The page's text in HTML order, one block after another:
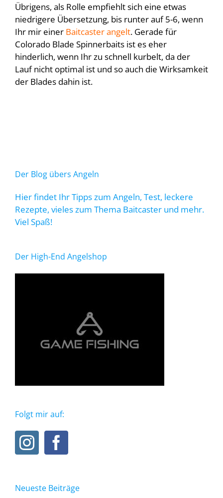
Übrigens, als Rolle empfiehlt sich eine etwas
niedrigere Übersetzung, bis runter auf 5-6, wenn
Ihr mir einer Baitcaster angelt. Gerade für
Colorado Blade Spinnerbaits ist es eher
hinderlich, wenn Ihr zu schnell kurbelt, da der
Lauf nicht optimal ist und so auch die Wirksamkeit
der Blades dahin ist.
Der Blog übers Angeln
Hier findet Ihr Tipps zum Angeln, Test, leckere
Rezepte, vieles zum Thema Baitcaster und mehr.
Viel Spaß!
Der High-End Angelshop
Folgt mir auf:
Neueste Beiträge